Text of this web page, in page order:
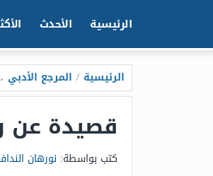
الرئيسية الأحدث
الرئيسية / المرجع الأدبي ،
قصيدة عن وداع
كتب بواسطة: نورهان